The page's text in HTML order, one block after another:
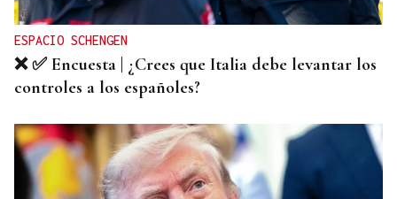
ESPACIO SCHENGEN
❌ ✅ Encuesta | ¿Crees que Italia debe levantar los
controles a los españoles?